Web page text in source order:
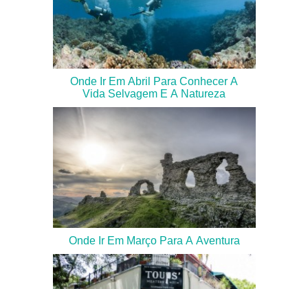
Onde Ir Em Abril Para Conhecer A
Vida Selvagem E A Natureza
Onde Ir Em Março Para A Aventura